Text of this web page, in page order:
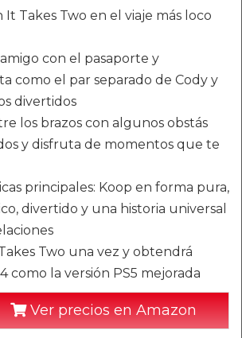
It Takes Two en el viaje más loco
con el pasaporte y
como el par separado de Cody y
divertidos
los brazos con algunos obstás
y disfruta de momentos que te
principales: Koop en forma pura,
divertido y una historia universal
Two una vez y obtendrá
como la versión PS5 mejorada
Ver precios en Amazon